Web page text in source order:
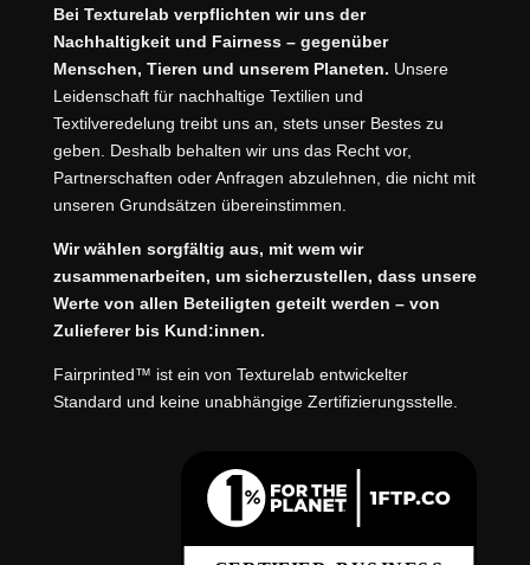
Bei Texturelab verpflichten wir uns der
Nachhaltigkeit und Fairness – gegenüber
Menschen, Tieren und unserem Planeten. Unsere
Leidenschaft für nachhaltige Textilien und
Textilveredelung treibt uns an, stets unser Bestes zu
geben. Deshalb behalten wir uns das Recht vor,
Partnerschaften oder Anfragen abzulehnen, die nicht mit
unseren Grundsätzen übereinstimmen.
Wir wählen sorgfältig aus, mit wem wir
zusammenarbeiten, um sicherzustellen, dass unsere
Werte von allen Beteiligten geteilt werden – von
Zulieferer bis Kund:innen.
Fairprinted™ ist ein von Texturelab entwickelter
Standard und keine unabhängige Zertifizierungsstelle.